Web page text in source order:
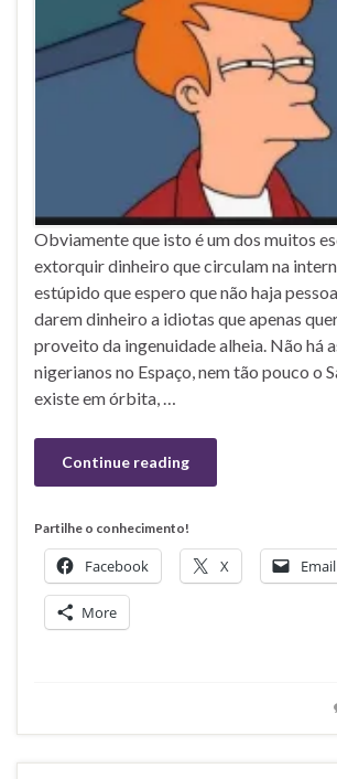
Obviamente que isto é um dos muitos
extorquir dinheiro que circulam na
estúpido que espero que não haja
darem dinheiro a idiotas que apenas
proveito da ingenuidade alheia. Não há
nigerianos no Espaço, nem tão pouco o
existe em órbita, …
Continue reading
Partilhe o conhecimento!
Facebook X Email
More